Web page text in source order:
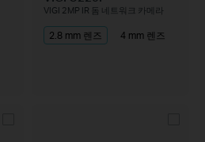
VIGI 2MP IR 돔 네트워크 카메라
2.8 mm 렌즈 4 mm 렌즈